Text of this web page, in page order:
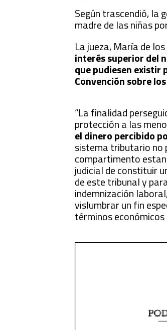
Según trascendió, la
madre de las niñas
La jueza, María de
interés superior del
que pudiesen existir
Convención sobre
“La finalidad
protección a las
el dinero percibido
sistema tributario no
compartimento
judicial de constituir
de este tribunal y
indemnización
vislumbrar un fin
términos económicos